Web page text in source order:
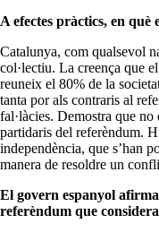
A efectes pràctics, en què
Catalunya, com qualsevol
col·lectiu. La creença que
reuneix el 80% de la
tanta por als contraris al
fal·làcies. Demostra que
partidaris del referèndum.
independència, que s’han
manera de resoldre un
El govern espanyol
referèndum que